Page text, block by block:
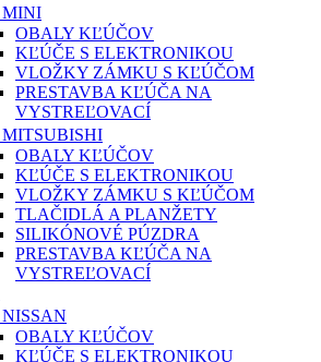
MINI
OBALY KĽÚČOV
KĽÚČE S ELEKTRONIKOU
VLOŽKY ZÁMKU S KĽÚČOM
PRESTAVBA KĽÚČA NA
VYSTREĽOVACÍ
MITSUBISHI
OBALY KĽÚČOV
KĽÚČE S ELEKTRONIKOU
VLOŽKY ZÁMKU S KĽÚČOM
TLAČIDLÁ A PLANŽETY
SILIKÓNOVÉ PÚZDRA
PRESTAVBA KĽÚČA NA
VYSTREĽOVACÍ
NISSAN
OBALY KĽÚČOV
KĽÚČE S ELEKTRONIKOU